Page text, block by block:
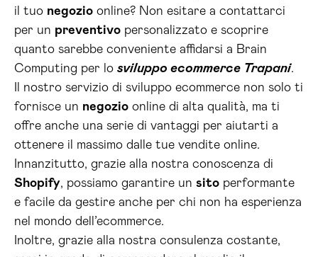
il tuo negozio online? Non esitare a contattarci
per un preventivo personalizzato e scoprire
quanto sarebbe conveniente affidarsi a Brain
Computing per lo sviluppo ecommerce Trapani.
Il nostro servizio di sviluppo ecommerce non solo ti
fornisce un negozio online di alta qualità, ma ti
offre anche una serie di vantaggi per aiutarti a
ottenere il massimo dalle tue vendite online.
Innanzitutto, grazie alla nostra conoscenza di
Shopify, possiamo garantire un sito performante
e facile da gestire anche per chi non ha esperienza
nel mondo dell’ecommerce.
Inoltre, grazie alla nostra consulenza costante,